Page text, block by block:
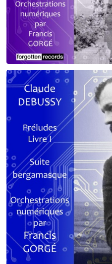
Debussy - Schmitt - Ravel
orchestrations numériques